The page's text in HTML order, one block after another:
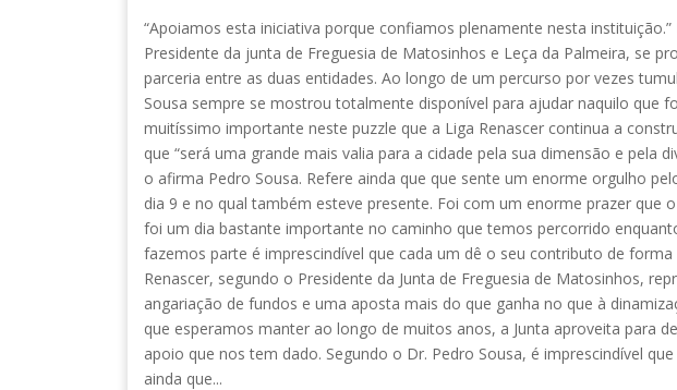
“Apoiamos esta iniciativa porque confiamos plenamente nesta
Presidente da junta de Freguesia de Matosinhos e Leça da Palmeira, se
parceria entre as duas entidades. Ao longo de um percurso por vezes
Sousa sempre se mostrou totalmente disponível para ajudar naquilo que
muitíssimo importante neste puzzle que a Liga Renascer continua a
que “será uma grande mais valia para a cidade pela sua dimensão e pela
o afirma Pedro Sousa. Refere ainda que que sente um enorme orgulho
dia 9 e no qual também esteve presente. Foi com um enorme prazer que
foi um dia bastante importante no caminho que temos percorrido
fazemos parte é imprescindível que cada um dê o seu contributo de
Renascer, segundo o Presidente da Junta de Freguesia de Matosinhos,
angariação de fundos e uma aposta mais do que ganha no que à
que esperamos manter ao longo de muitos anos, a Junta aproveita para
apoio que nos tem dado. Segundo o Dr. Pedro Sousa, é imprescindível
ainda que...